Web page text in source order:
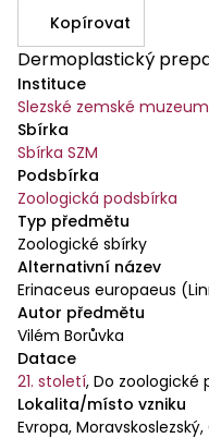
Kopírovat
Dermoplastický
Instituce
Slezské zemské muzeum
Sbírka
Sbírka SZM
Podsbírka
Zoologická podsbírka
Typ předmětu
Zoologické sbírky
Alternativní název
Erinaceus europaeus
Autor předmětu
Vilém Borůvka
Datace
21. století, Do zoologické
Lokalita/místo vzniku
Evropa,